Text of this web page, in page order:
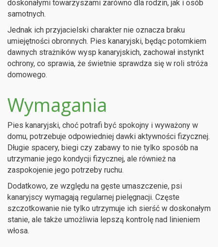
doskonałymi towarzyszami zarówno dla rodzin, jak i osób
samotnych.
Jednak ich przyjacielski charakter nie oznacza braku
umiejętności obronnych. Pies kanaryjski, będąc potomkiem
dawnych strażników wysp kanaryjskich, zachował instynkt
ochrony, co sprawia, że świetnie sprawdza się w roli stróża
domowego.
Wymagania
Pies kanaryjski, choć potrafi być spokojny i wyważony w
domu, potrzebuje odpowiedniej dawki aktywności fizycznej.
Długie spacery, biegi czy zabawy to nie tylko sposób na
utrzymanie jego kondycji fizycznej, ale również na
zaspokojenie jego potrzeby ruchu.
Dodatkowo, ze względu na gęste umaszczenie, psi
kanaryjscy wymagają regularnej pielęgnacji. Częste
szczotkowanie nie tylko utrzymuje ich sierść w doskonałym
stanie, ale także umożliwia lepszą kontrolę nad linieniem
włosa.